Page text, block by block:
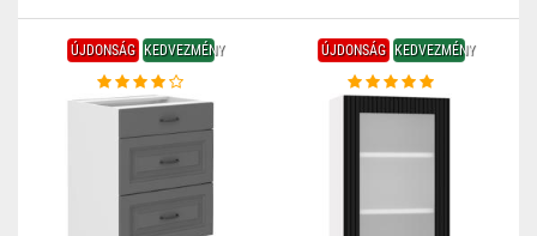
ÚJDONSÁG KEDVEZMÉNY ÚJDONSÁG KEDVEZMÉNY